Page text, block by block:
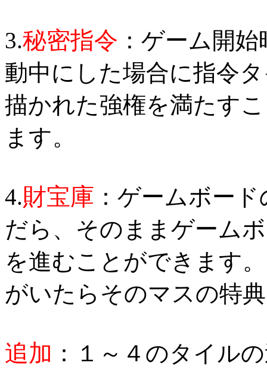
3.秘密指令 ：ゲーム開
動中にした場合に指令
描かれた強権を満たす
ます。
4.財宝庫 ：ゲームボー
だら、そのままゲーム
を進むことができます
がいたらそのマスの特
追加 ：１～４のタイル